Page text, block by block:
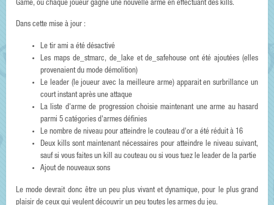
Game, où chaque joueur gagne une nouvelle arme en effectuant des kills.
Dans cette mise à jour :
Le tir ami a été désactivé
Les maps de_stmarc, de_lake et de_safehouse ont été ajoutées (elles
provenaient du mode démolition)
Le leader (le joueur avec la meilleure arme) apparait en surbrillance un
court instant après une attaque
La liste d'arme de progression choisie maintenant une arme au hasard
parmi 5 catégories d'armes définies
Le nombre de niveau pour atteindre le couteau d'or a été réduit à 16
Deux kills sont maintenant nécessaires pour atteindre le niveau suivant,
sauf si vous faites un kill au couteau ou si vous tuez le leader de la partie
Ajout de nouveaux sons
Le mode devrait donc être un peu plus vivant et dynamique, pour le plus grand
plaisir de ceux qui veulent découvrir un peu toutes les armes du jeu.